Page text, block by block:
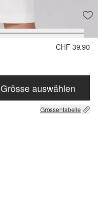
CHF 39.90
Grösse auswählen
Grössentabelle